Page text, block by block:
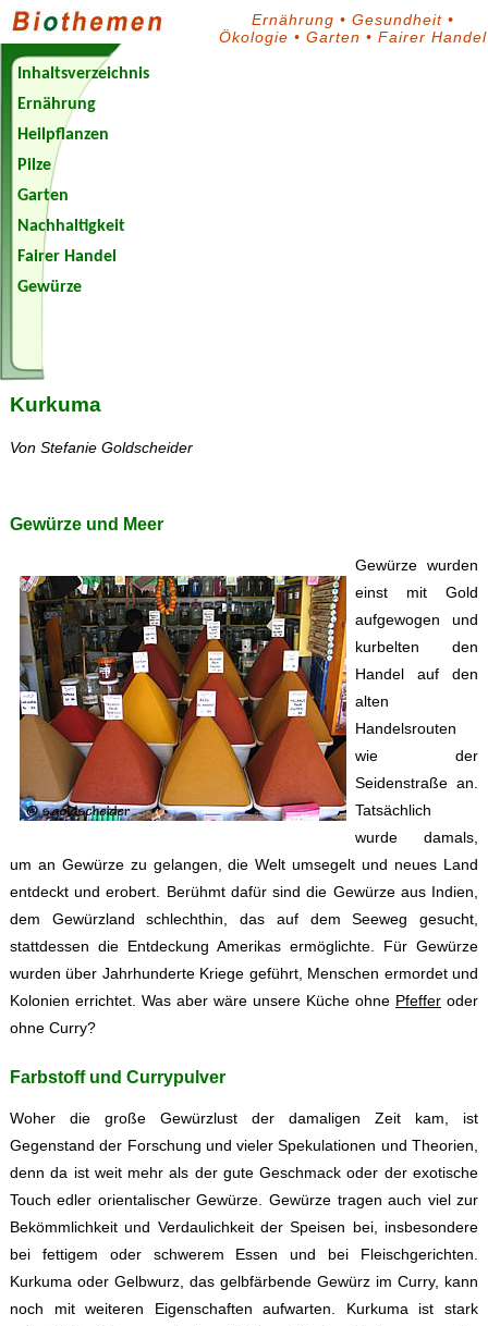
Ernährung • Gesundheit•
Ökologie • Garten • Fairer Handel
Inhaltsverzeichnis
Ernährung
Heilpflanzen
Pilze
Garten
Nachhaltigkeit
Fairer Handel
Gewürze
Kurkuma
Von Stefanie Goldscheider
Gewürze und Meer
Gewürze wurden
einst mit Gold
aufgewogen und
kurbelten den
Handel auf den
alten
Handelsrouten
wie der
Seidenstraße an.
Tatsächlich
wurde damals,
um an Gewürze zu gelangen, die Welt umsegelt und neues Land
entdeckt und erobert. Berühmt dafür sind die Gewürze aus Indien,
dem Gewürzland schlechthin, das auf dem Seeweg gesucht,
stattdessen die Entdeckung Amerikas ermöglichte. Für Gewürze
wurden über Jahrhunderte Kriege geführt, Menschen ermordet und
Kolonien errichtet. Was aber wäre unsere Küche ohne Pfeffer oder
ohne Curry?
Farbstoff und Currypulver
Woher die große Gewürzlust der damaligen Zeit kam, ist
Gegenstand der Forschung und vieler Spekulationen und Theorien,
denn da ist weit mehr als der gute Geschmack oder der exotische
Touch edler orientalischer Gewürze. Gewürze tragen auch viel zur
Bekömmlichkeit und Verdaulichkeit der Speisen bei, insbesondere
bei fettigem oder schwerem Essen und bei Fleischgerichten.
Kurkuma oder Gelbwurz, das gelbfärbende Gewürz im Curry, kann
noch mit weiteren Eigenschaften aufwarten. Kurkuma ist stark